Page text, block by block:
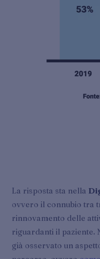
La risposta sta nella
ovvero il connubio tra
rinnovamento delle
riguardanti il paziente.
già osservato un